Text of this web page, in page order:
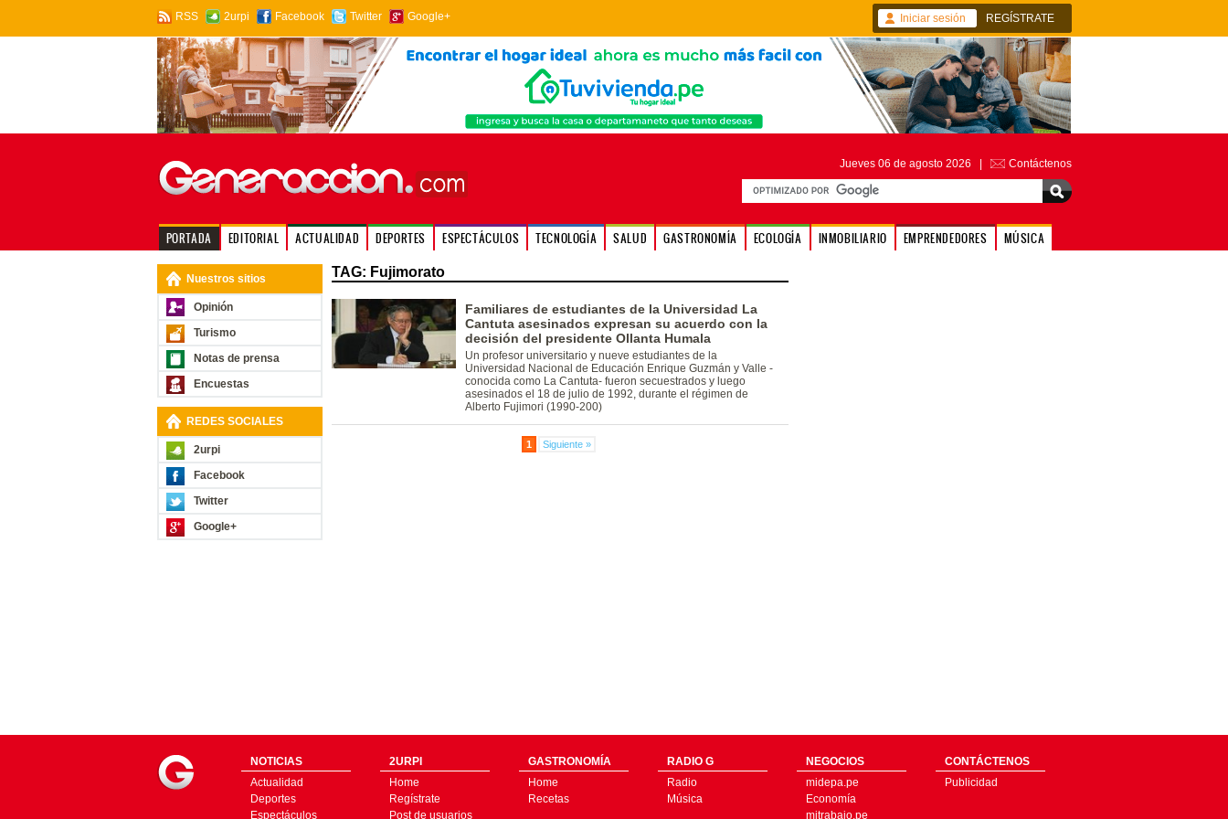
RSS 2urpi Facebook Twitter Google+ Iniciar sesión REGÍSTRATE
Jueves 06 de agosto 2026 | Contáctenos
PORTADA EDITORIAL ACTUALIDAD DEPORTES ESPECTÁCULOS TECNOLOGÍA SALUD GASTRONOMÍA ECOLOGÍA INMOBILIARIO EMPRENDEDORES MÚSICA
Nuestros sitios
Opinión
Turismo
Notas de prensa
Encuestas
REDES SOCIALES
2urpi
Facebook
Twitter
Google+
TAG: Fujimorato
Familiares de estudiantes de la Universidad La
Cantuta asesinados expresan su acuerdo con la
decisión del presidente Ollanta Humala
Un profesor universitario y nueve estudiantes de la
Universidad Nacional de Educación Enrique Guzmán y Valle -
conocida como La Cantuta- fueron secuestrados y luego
asesinados el 18 de julio de 1992, durante el régimen de
Alberto Fujimori (1990-200)
1 Siguiente »
NOTICIAS
Actualidad
Deportes
Espectáculos
2URPI
Home
Regístrate
Post de usuarios
GASTRONOMÍA
Home
Recetas
RADIO G
Radio
Música
NEGOCIOS
midepa.pe
Economía
mitrabajo.pe
CONTÁCTENOS
Publicidad